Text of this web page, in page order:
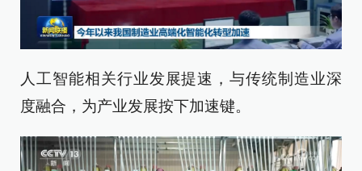
人工智能相关行业发展提速，与传统制造业深
度融合，为产业发展按下加速键。